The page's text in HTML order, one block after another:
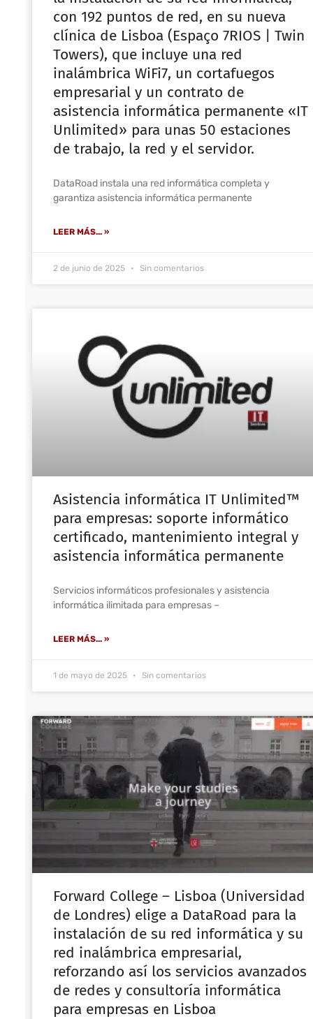
con 192 puntos de red, en su nueva
clínica de Lisboa (Espaço 7RIOS | Twin
Towers), que incluye una red
inalámbrica WiFi7, un cortafuegos
empresarial y un contrato de
asistencia informática permanente «IT
Unlimited» para unas 50 estaciones
de trabajo, la red y el servidor.
DataRoad instala una red informática completa y
garantiza asistencia informática permanente
LEER MÁS... »
2 de junio de 2025 Sin comentarios
Asistencia informática IT Unlimited™
para empresas: soporte informático
certificado, mantenimiento integral y
asistencia informática permanente
Servicios informáticos profesionales y asistencia
informática ilimitada para empresas –
LEER MÁS... »
1 de mayo de 2025 Sin comentarios
Forward College – Lisboa (Universidad
de Londres) elige a DataRoad para la
instalación de su red informática y su
red inalámbrica empresarial,
reforzando así los servicios avanzados
de redes y consultoría informática
para empresas en Lisboa